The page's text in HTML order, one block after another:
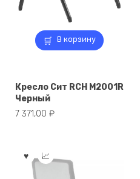
В корзину
Кресло Сит RCH M2001R
Черный
7 371,00 ₽